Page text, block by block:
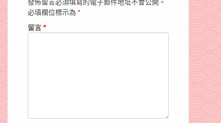
發佈留言必須填寫的電子郵件地址不會公開。
必填欄位標示為 *
留言 *